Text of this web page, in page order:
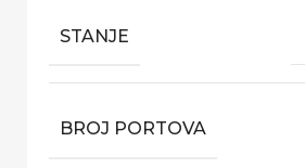
STANJE
BROJ PORTOVA